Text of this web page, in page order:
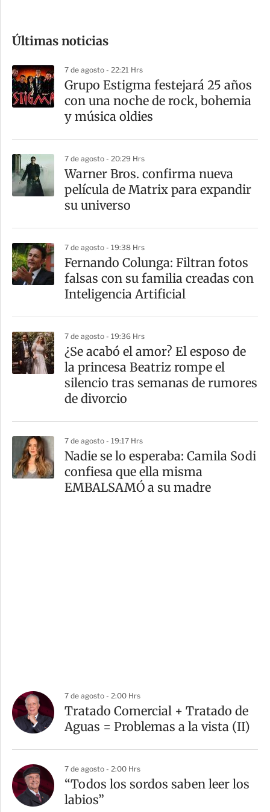
m
a
r
t
Últimas noticias
7 de agosto - 22:21 Hrs
Grupo Estigma festejará 25 años
con una noche de rock, bohemia
y música oldies
7 de agosto - 20:29 Hrs
Warner Bros. confirma nueva
película de Matrix para expandir
su universo
7 de agosto - 19:38 Hrs
Fernando Colunga: Filtran fotos
falsas con su familia creadas con
Inteligencia Artificial
7 de agosto - 19:36 Hrs
¿Se acabó el amor? El esposo de
la princesa Beatriz rompe el
silencio tras semanas de rumores
de divorcio
7 de agosto - 19:17 Hrs
Nadie se lo esperaba: Camila Sodi
confiesa que ella misma
EMBALSAMÓ a su madre
7 de agosto - 2:00 Hrs
Tratado Comercial + Tratado de
Aguas = Problemas a la vista (II)
7 de agosto - 2:00 Hrs
“Todos los sordos saben leer los
labios”